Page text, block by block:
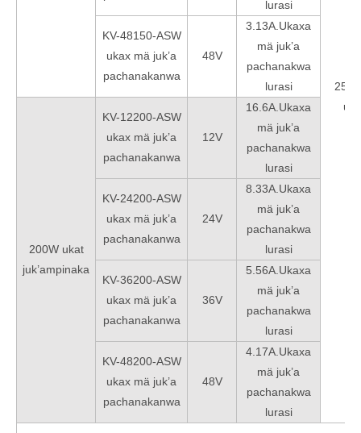
lurasi
KV-48150-ASW
ukax mä juk’a
pachanakanwa
48V
3.13A.Ukaxa
mä juk’a
pachanakwa
lurasi
200W ukat
juk’ampinaka
KV-12200-ASW
ukax mä juk’a
pachanakanwa
12V
16.6A.Ukaxa
mä juk’a
pachanakwa
lurasi
KV-24200-ASW
ukax mä juk’a
pachanakanwa
24V
8.33A.Ukaxa
mä juk’a
pachanakwa
lurasi
KV-36200-ASW
ukax mä juk’a
pachanakanwa
36V
5.56A.Ukaxa
mä juk’a
pachanakwa
lurasi
KV-48200-ASW
ukax mä juk’a
pachanakanwa
48V
4.17A.Ukaxa
mä juk’a
pachanakwa
lurasi